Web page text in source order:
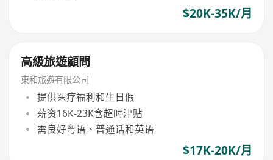
$20K-35K/月
高級旅遊顧問
東和旅遊有限公司
提供医疗福利和生日假
薪资16K-23K含超时津贴
需良好粤语、普通话和英语
$17K-20K/月